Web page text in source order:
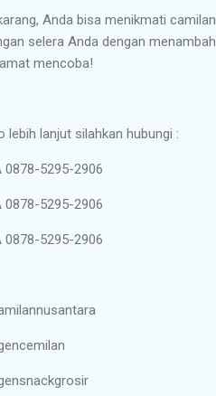
Anda bisa menikmati
selera Anda dengan
mencoba!
lebih lanjut silahkan hubungi :
0878-5295-2906
0878-5295-2906
0878-5295-2906